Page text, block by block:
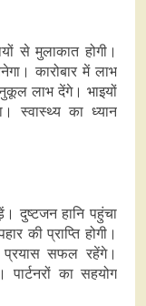
से मुलाकात होगी।
कारोबार में लाभ
लाभ देंगे। भाइयों
स्वास्थ्य का ध्यान
दुष्टजन हानि पहुंचा
की प्राप्ति होगी।
प्रयास सफल रहेंगे।
का सहयोग